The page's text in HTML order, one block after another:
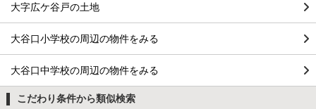
大字広ケ谷戸の土地
大谷口小学校の周辺の物件をみる
大谷口中学校の周辺の物件をみる
こだわり条件から類似検索